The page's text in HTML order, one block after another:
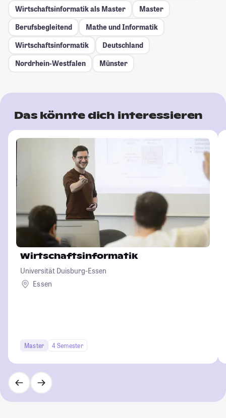
Wirtschaftsinformatik als Master
Master
Berufsbegleitend
Mathe und Informatik
Wirtschaftsinformatik
Deutschland
Nordrhein-Westfalen
Münster
Das könnte dich interessieren
Wirtschaftsinformatik
Universität Duisburg-Essen
Essen
Master 4 Semester